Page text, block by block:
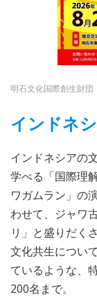
明石文化国際創生財団
インドネ
インドネシアの
学べる「国際理
ワガムラン」の
わせて、ジャワ
リ」と盛りだく
文化共生につい
ているような、
200名まで。